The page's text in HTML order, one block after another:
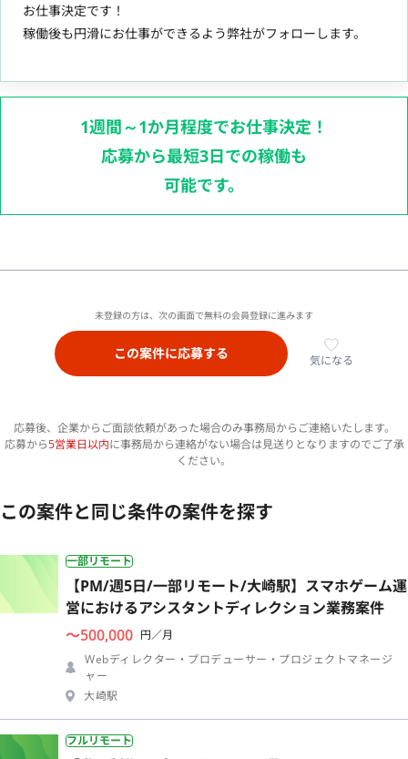
お仕事決定です！
稼働後も円滑にお仕事ができるよう弊社がフォローします。
1週間～1か月程度でお仕事決定！
応募から最短3日での稼働も
可能です。
未登録の方は、次の画面で無料の会員登録に進みます
この案件に応募する 気になる
応募後、企業からご面談依頼があった場合のみ事務局からご連絡いたします。
応募から5営業日以内に事務局から連絡がない場合は見送りとなりますのでご了承
ください。
この案件と同じ条件の案件を探す
一部リモート
【PM/週5日/一部リモート/大崎駅】スマホゲーム運
営におけるアシスタントディレクション業務案件
〜500,000 円／月
Webディレクター・プロデューサー・プロジェクトマネージ
ャー
大崎駅
フルリモート